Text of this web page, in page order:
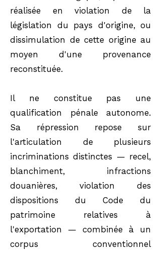
réalisée en violation de la
législation du pays d'origine, ou
dissimulation de cette origine au
moyen d'une provenance
reconstituée.
Il ne constitue pas une
qualification pénale autonome.
Sa répression repose sur
l'articulation de plusieurs
incriminations distinctes — recel,
blanchiment, infractions
douanières, violation des
dispositions du Code du
patrimoine relatives à
l'exportation — combinée à un
corpus conventionnel